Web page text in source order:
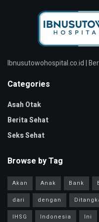
Ibnusutowohospital.co.id |
Categories
Asah Otak
Berita Sehat
Seks Sehat
Browse by Tag
Akan Anak Bank
dari
dengan
IHSG
Indonesia Ini